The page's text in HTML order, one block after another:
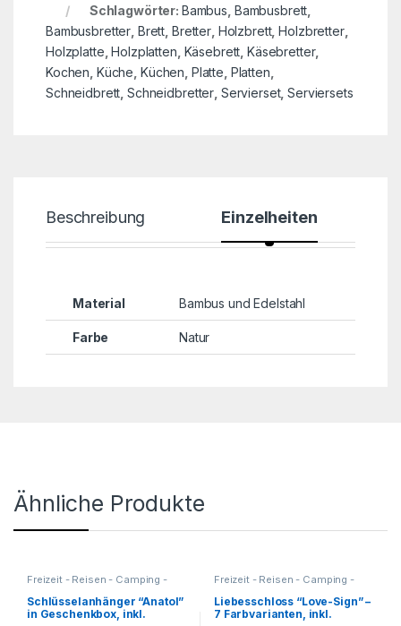
Schlagwörter: Bambus Bambusbrett
Bambusbretter Brett Bretter, Holzbrett,Holzbretter,
Holzplatte ,Holzplatten Käsebrett ,Käsebretter,
Kochen Küche Küchen Platte Platten
Schneidbrett ,Schneidbretter Servierset,Serviersets
Beschreibung Einzelheiten
Material Bambus und Edelstahl
Farbe Natur
Ähnliche Produkte
Freizeit - Reisen - Camping -
Für die Kleinen
Geschenkideen,Haushalt und
Deko,Küche - Haushalt - Deko,
Reisezubehör,
Schlüsselanhänger “Anatol”
in Geschenkbox, inkl.
Freizeit - Reisen - Camping -
Geschenkideen
Haushalt und Deko ,Küche -
Haushalt - Deko,
Liebesgeschenke,
Liebesschloss “Love-Sign” –
7 Farbvarianten, inkl.